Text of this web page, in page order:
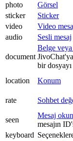
photo
Görsel
sticker
Sticker
video
Video
audio
Sesli mesaj
document
Belge
bir
location Konum
rate
Sohbet
seen
Mesaj
mesajın
keyboard